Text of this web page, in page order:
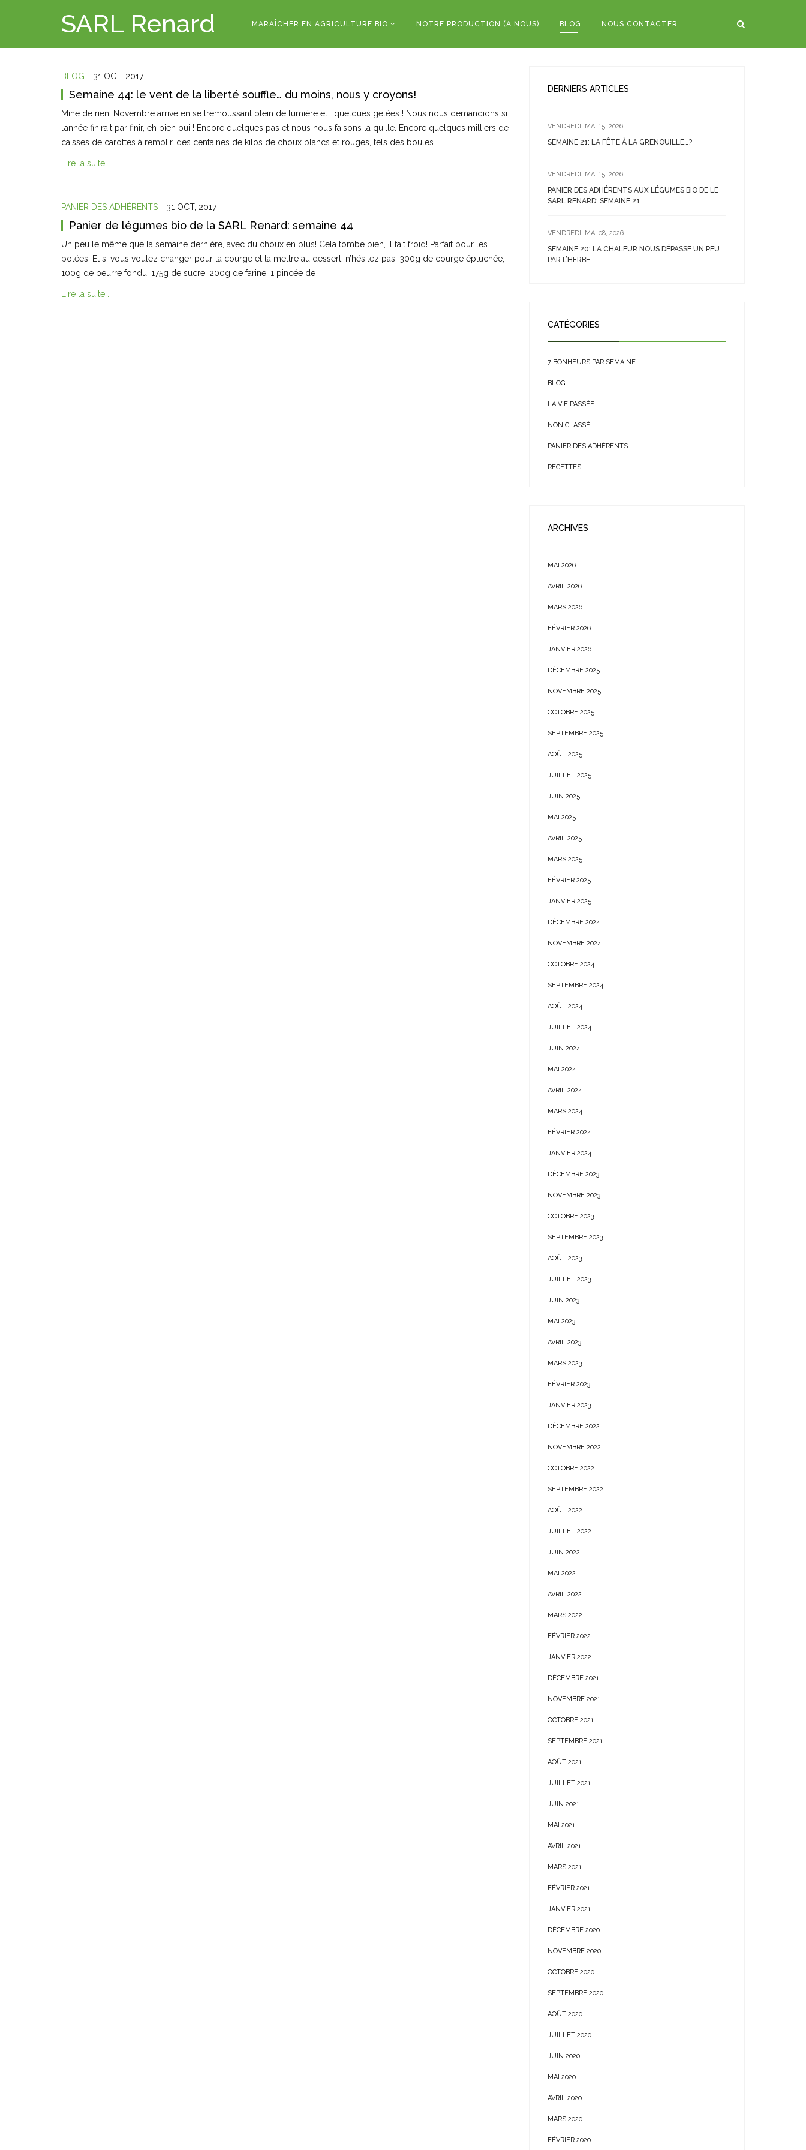
SARL Renard MARAÎCHER EN AGRICULTURE BIO NOTRE PRODUCTION (A NOUS) BLOG NOUS CONTACTER
BLOG 31 OCT, 2017
Semaine 44: le vent de la liberté souffle… du moins, nous y croyons!
Mine de rien, Novembre arrive en se trémoussant plein de lumière et… quelques gelées ! Nous nous demandions si
l’année finirait par finir, eh bien oui ! Encore quelques pas et nous nous faisons la quille. Encore quelques milliers de
caisses de carottes à remplir, des centaines de kilos de choux blancs et rouges, tels des boules
Lire la suite…
PANIER DES ADHÉRENTS 31 OCT, 2017
Panier de légumes bio de la SARL Renard: semaine 44
Un peu le même que la semaine dernière, avec du choux en plus! Cela tombe bien, il fait froid! Parfait pour les
potées! Et si vous voulez changer pour la courge et la mettre au dessert, n’hésitez pas: 300g de courge épluchée,
100g de beurre fondu, 175g de sucre, 200g de farine, 1 pincée de
Lire la suite…
DERNIERS ARTICLES
VENDREDI, MAI 15, 2026
SEMAINE 21: LA FÊTE À LA GRENOUILLE…?
VENDREDI, MAI 15, 2026
PANIER DES ADHÉRENTS AUX LÉGUMES BIO DE LE
SARL RENARD: SEMAINE 21
VENDREDI, MAI 08, 2026
SEMAINE 20: LA CHALEUR NOUS DÉPASSE UN PEU…
PAR L’HERBE
CATÉGORIES
7 BONHEURS PAR SEMAINE…
BLOG
LA VIE PASSÉE
NON CLASSÉ
PANIER DES ADHÉRENTS
RECETTES
ARCHIVES
MAI 2026
AVRIL 2026
MARS 2026
FÉVRIER 2026
JANVIER 2026
DÉCEMBRE 2025
NOVEMBRE 2025
OCTOBRE 2025
SEPTEMBRE 2025
AOÛT 2025
JUILLET 2025
JUIN 2025
MAI 2025
AVRIL 2025
MARS 2025
FÉVRIER 2025
JANVIER 2025
DÉCEMBRE 2024
NOVEMBRE 2024
OCTOBRE 2024
SEPTEMBRE 2024
AOÛT 2024
JUILLET 2024
JUIN 2024
MAI 2024
AVRIL 2024
MARS 2024
FÉVRIER 2024
JANVIER 2024
DÉCEMBRE 2023
NOVEMBRE 2023
OCTOBRE 2023
SEPTEMBRE 2023
AOÛT 2023
JUILLET 2023
JUIN 2023
MAI 2023
AVRIL 2023
MARS 2023
FÉVRIER 2023
JANVIER 2023
DÉCEMBRE 2022
NOVEMBRE 2022
OCTOBRE 2022
SEPTEMBRE 2022
AOÛT 2022
JUILLET 2022
JUIN 2022
MAI 2022
AVRIL 2022
MARS 2022
FÉVRIER 2022
JANVIER 2022
DÉCEMBRE 2021
NOVEMBRE 2021
OCTOBRE 2021
SEPTEMBRE 2021
AOÛT 2021
JUILLET 2021
JUIN 2021
MAI 2021
AVRIL 2021
MARS 2021
FÉVRIER 2021
JANVIER 2021
DÉCEMBRE 2020
NOVEMBRE 2020
OCTOBRE 2020
SEPTEMBRE 2020
AOÛT 2020
JUILLET 2020
JUIN 2020
MAI 2020
AVRIL 2020
MARS 2020
FÉVRIER 2020